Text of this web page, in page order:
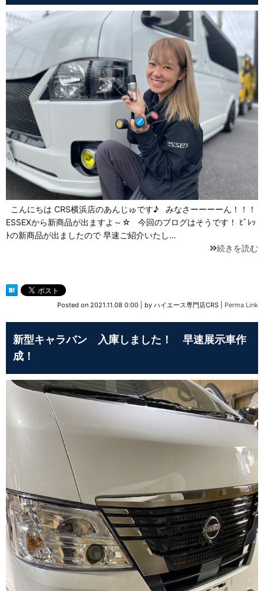
こんにちは CRS横浜店のあんじゅです♪ みなさーーーーん！！！
ESSEXから新商品が出ますよ～☆ 今回のブログはそうです！ ﾋﾞﾚｯ
ﾄの新商品が出ましたので 早速ご紹介いたし…
続きを読む
Posted on 2021.11.08 0:00 by ハイエース専門店CRS Perma Link
新型キャラバン 入庫しました！ 早速展示車作
成！